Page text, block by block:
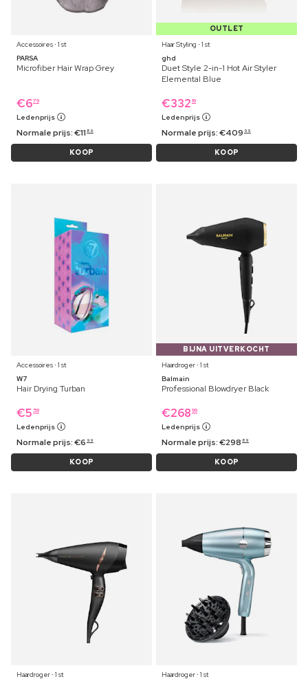
Accessoires ⋅ 1 st
PARSA
Microfiber Hair Wrap Grey
€679
Ledenprijs
Normale prijs:€11 89
KOOP
OUTLET
Haar Styling ⋅ 1 st
ghd
Duet Style 2-in-1 Hot Air Styler
Elemental Blue
€332 19
Ledenprijs
Normale prijs:€409 99
KOOP
Accessoires ⋅ 1 st
W7
Hair Drying Turban
€5 59
Ledenprijs
Normale prijs:€6 99
KOOP
BIJNA UITVERKOCHT
Haardroger ⋅ 1 st
Balmain
Professional Blowdryer Black
€268 99
Ledenprijs
Normale prijs:€298 89
KOOP
Haardroger ⋅ 1 st Haardroger ⋅ 1 st